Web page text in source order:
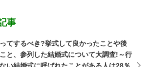
事
てするべき?挙式して良かったことや後
と、参列した結婚式について大調査!～行